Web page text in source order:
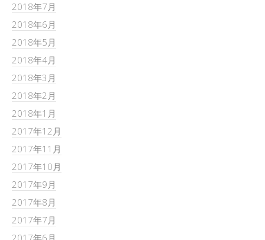
2018年7月
2018年6月
2018年5月
2018年4月
2018年3月
2018年2月
2018年1月
2017年12月
2017年11月
2017年10月
2017年9月
2017年8月
2017年7月